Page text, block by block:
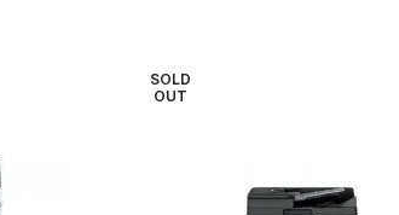
SOLD
OUT